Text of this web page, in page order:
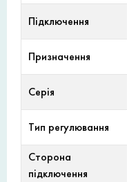
Підключення
Призначення
Серія
Тип регулювання
Сторона
підключення